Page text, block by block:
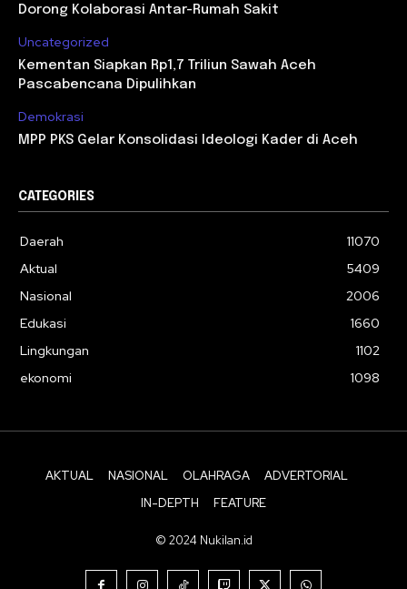
Dorong Kolaborasi Antar-Rumah Sakit
Uncategorized
Kementan Siapkan Rp1,7 Triliun Sawah Aceh
Pascabencana Dipulihkan
Demokrasi
MPP PKS Gelar Konsolidasi Ideologi Kader di Aceh
CATEGORIES
Daerah
11070
Aktual
5409
Nasional
2006
Edukasi
1660
Lingkungan
1102
ekonomi
1098
AKTUAL NASIONAL OLAHRAGA
ADVERTORIAL
IN-DEPTH
FEATURE
© 2024 Nukilan.id